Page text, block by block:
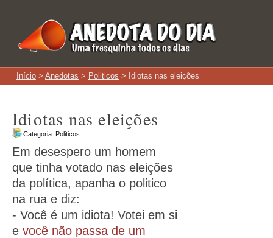
Início > Anedotas > Politicos > Idiotas nas eleições
Idiotas nas eleições
Categoria: Politicos
Em desespero um homem
que tinha votado nas eleições
da política, apanha o politico
na rua e diz:
- Você é um idiota! Votei em si
e você não passa de um